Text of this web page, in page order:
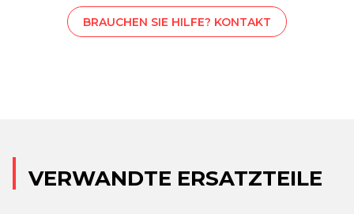
BRAUCHEN SIE HILFE? KONTAKT
VERWANDTE ERSATZTEILE